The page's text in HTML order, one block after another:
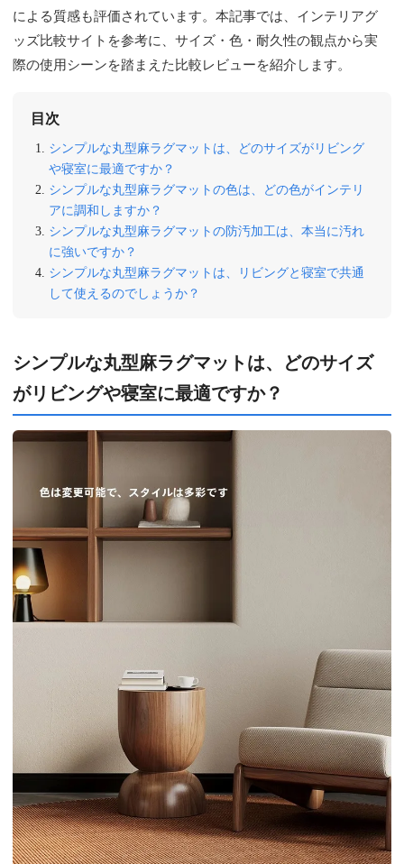
による質感も評価されています。本記事では、インテリアグ
ッズ比較サイトを参考に、サイズ・色・耐久性の観点から実
際の使用シーンを踏まえた比較レビューを紹介します。
目次
シンプルな丸型麻ラグマットは、どのサイズがリビング
や寝室に最適ですか？
シンプルな丸型麻ラグマットの色は、どの色がインテリ
アに調和しますか？
シンプルな丸型麻ラグマットの防汚加工は、本当に汚れ
に強いですか？
シンプルな丸型麻ラグマットは、リビングと寝室で共通
して使えるのでしょうか？
シンプルな丸型麻ラグマットは、どのサイズ
がリビングや寝室に最適ですか？